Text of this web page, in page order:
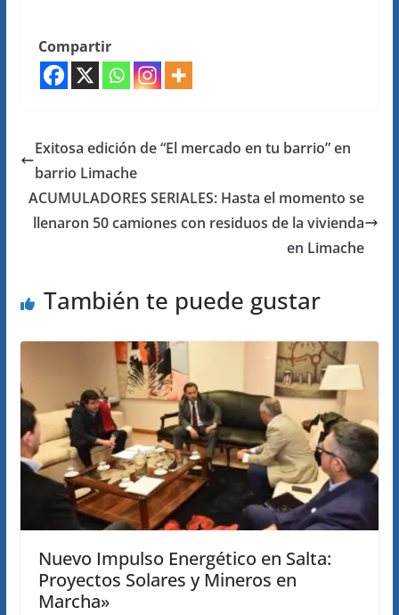
Compartir
Exitosa edición de “El mercado en tu barrio” en
barrio Limache
ACUMULADORES SERIALES: Hasta el momento se
llenaron 50 camiones con residuos de la vivienda
en Limache
También te puede gustar
Nuevo Impulso Energético en Salta:
Proyectos Solares y Mineros en
Marcha»